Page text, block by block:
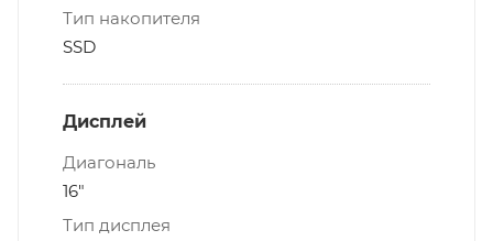
Тип накопителя
SSD
Дисплей
Диагональ
16"
Тип дисплея